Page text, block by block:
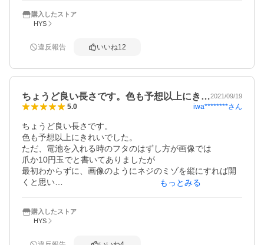
配送も迅速で非常に助かりました！
購入したストア
HYS
違反報告 いいね12
ちょうど良い長さです。色も予想以上にき…2021/09/19
5.0 iwa********さん
ちょうど良い長さです。
色も予想以上にきれいでした。
ただ、電池を入れる時のフタのはずし方が画像では
爪か10円玉でと書いてありましたが
最初わからずに、画像のようにネジのミゾを縦にすれば開
くと思い
壊れそうだったのでやめ、しばらく考えて回してみたら
開きました。
もっとみる
購入したストア
HYS